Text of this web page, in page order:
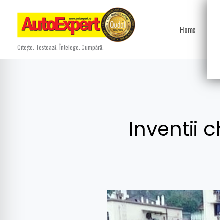
content
Citește. Testează. Întelege. Cumpără.
Home
Inventii
Ai
mai